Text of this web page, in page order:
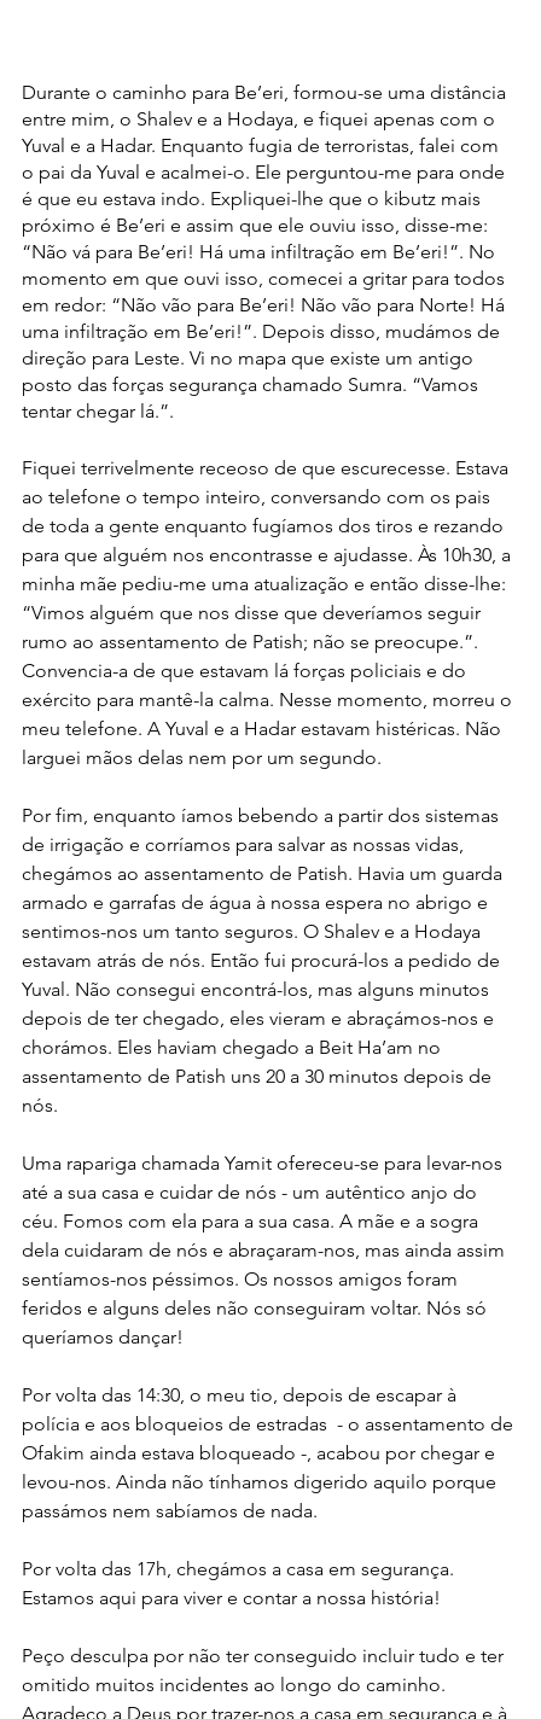
Durante o caminho para Be’eri, formou-se uma distância
entre mim, o Shalev e a Hodaya, e fiquei apenas com o
Yuval e a Hadar. Enquanto fugia de terroristas, falei com
o pai da Yuval e acalmei-o. Ele perguntou-me para onde
é que eu estava indo. Expliquei-lhe que o kibutz mais
próximo é Be’eri e assim que ele ouviu isso, disse-me:
“Não vá para Be’eri! Há uma infiltração em Be’eri!”. No
momento em que ouvi isso, comecei a gritar para todos
em redor: “Não vão para Be’eri! Não vão para Norte! Há
uma infiltração em Be’eri!”. Depois disso, mudámos de
direção para Leste. Vi no mapa que existe um antigo
posto das forças segurança chamado Sumra. “Vamos
tentar chegar lá.”.
Fiquei terrivelmente receoso de que escurecesse. Estava
ao telefone o tempo inteiro, conversando com os pais
de toda a gente enquanto fugíamos dos tiros e rezando
para que alguém nos encontrasse e ajudasse. Às 10h30, a
minha mãe pediu-me uma atualização e então disse-lhe:
“Vimos alguém que nos disse que deveríamos seguir
rumo ao assentamento de Patish; não se preocupe.”.
Convencia-a de que estavam lá forças policiais e do
exército para mantê-la calma. Nesse momento, morreu o
meu telefone. A Yuval e a Hadar estavam histéricas. Não
larguei mãos delas nem por um segundo.
Por fim, enquanto íamos bebendo a partir dos sistemas
de irrigação e corríamos para salvar as nossas vidas,
chegámos ao assentamento de Patish. Havia um guarda
armado e garrafas de água à nossa espera no abrigo e
sentimos-nos um tanto seguros. O Shalev e a Hodaya
estavam atrás de nós. Então fui procurá-los a pedido de
Yuval. Não consegui encontrá-los, mas alguns minutos
depois de ter chegado, eles vieram e abraçámos-nos e
chorámos. Eles haviam chegado a Beit Ha’am no
assentamento de Patish uns 20 a 30 minutos depois de
nós.
Uma rapariga chamada Yamit ofereceu-se para levar-nos
até a sua casa e cuidar de nós - um autêntico anjo do
céu. Fomos com ela para a sua casa. A mãe e a sogra
dela cuidaram de nós e abraçaram-nos, mas ainda assim
sentíamos-nos péssimos. Os nossos amigos foram
feridos e alguns deles não conseguiram voltar. Nós só
queríamos dançar!
Por volta das 14:30, o meu tio, depois de escapar à
polícia e aos bloqueios de estradas  - o assentamento de
Ofakim ainda estava bloqueado -, acabou por chegar e
levou-nos. Ainda não tínhamos digerido aquilo porque
passámos nem sabíamos de nada.
Por volta das 17h, chegámos a casa em segurança.
Estamos aqui para viver e contar a nossa história!
Peço desculpa por não ter conseguido incluir tudo e ter
omitido muitos incidentes ao longo do caminho.
Agradeço a Deus por trazer-nos a casa em segurança e à